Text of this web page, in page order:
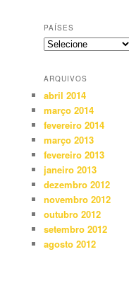
PAÍSES
ARQUIVOS
abril 2014
março 2014
fevereiro 2014
março 2013
fevereiro 2013
janeiro 2013
dezembro 2012
novembro 2012
outubro 2012
setembro 2012
agosto 2012